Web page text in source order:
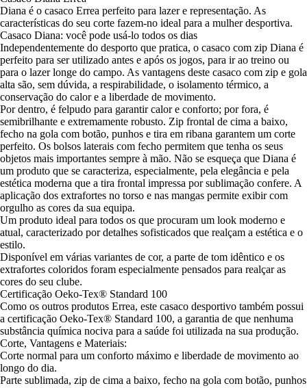
Diana é o casaco Errea perfeito para lazer e representação. As
características do seu corte fazem-no ideal para a mulher desportiva.
Casaco Diana: você pode usá-lo todos os dias
Independentemente do desporto que pratica, o casaco com zip Diana é
perfeito para ser utilizado antes e após os jogos, para ir ao treino ou
para o lazer longe do campo. As vantagens deste casaco com zip e gola
alta são, sem dúvida, a respirabilidade, o isolamento térmico, a
conservação do calor e a liberdade de movimento.
Por dentro, é felpudo para garantir calor e conforto; por fora, é
semibrilhante e extremamente robusto. Zip frontal de cima a baixo,
fecho na gola com botão, punhos e tira em ribana garantem um corte
perfeito. Os bolsos laterais com fecho permitem que tenha os seus
objetos mais importantes sempre à mão. Não se esqueça que Diana é
um produto que se caracteriza, especialmente, pela elegância e pela
estética moderna que a tira frontal impressa por sublimação confere. A
aplicação dos extrafortes no torso e nas mangas permite exibir com
orgulho as cores da sua equipa.
Um produto ideal para todos os que procuram um look moderno e
atual, caracterizado por detalhes sofisticados que realçam a estética e o
estilo.
Disponível em várias variantes de cor, a parte de tom idêntico e os
extrafortes coloridos foram especialmente pensados para realçar as
cores do seu clube.
Certificação Oeko-Tex® Standard 100
Como os outros produtos Errea, este casaco desportivo também possui
a certificação Oeko-Tex® Standard 100, a garantia de que nenhuma
substância química nociva para a saúde foi utilizada na sua produção.
Corte, Vantagens e Materiais:
Corte normal para um conforto máximo e liberdade de movimento ao
longo do dia.
Parte sublimada, zip de cima a baixo, fecho na gola com botão, punhos